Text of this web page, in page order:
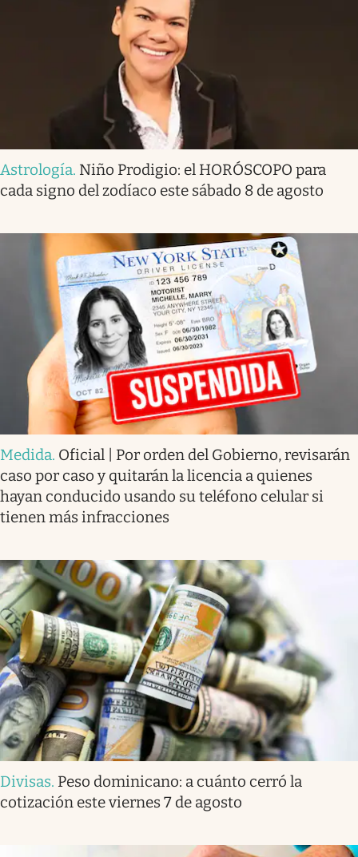
Astrología. Niño Prodigio: el HORÓSCOPO para
cada signo del zodíaco este sábado 8 de agosto
Medida. Oficial | Por orden del Gobierno, revisarán
caso por caso y quitarán la licencia a quienes
hayan conducido usando su teléfono celular si
tienen más infracciones
Divisas. Peso dominicano: a cuánto cerró la
cotización este viernes 7 de agosto